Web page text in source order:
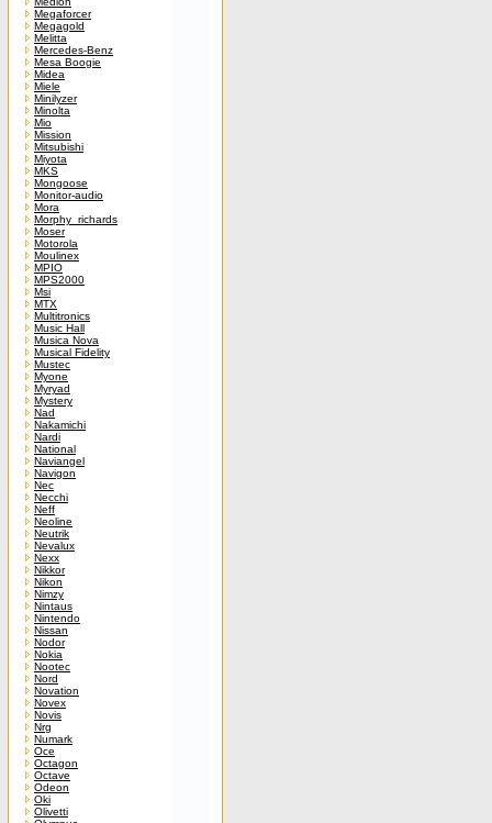
Megaforcer
Megagold
Melitta
Mercedes-Benz
Mesa Boogie
Midea
Miele
Minilyzer
Minolta
Mio
Mission
Mitsubishi
Miyota
MKS
Mongoose
Monitor-audio
Mora
Morphy_richards
Moser
Motorola
Moulinex
MPIO
MPS2000
Msi
MTX
Multitronics
Music Hall
Musica Nova
Musical Fidelity
Mustec
Myone
Myryad
Mystery
Nad
Nakamichi
Nardi
National
Naviangel
Navigon
Nec
Necchi
Neff
Neoline
Neutrik
Nevalux
Nexx
Nikkor
Nikon
Nimzy
Nintaus
Nintendo
Nissan
Nodor
Nokia
Nootec
Nord
Novation
Novex
Novis
Nrg
Numark
Oce
Octagon
Octave
Odeon
Oki
Olivetti